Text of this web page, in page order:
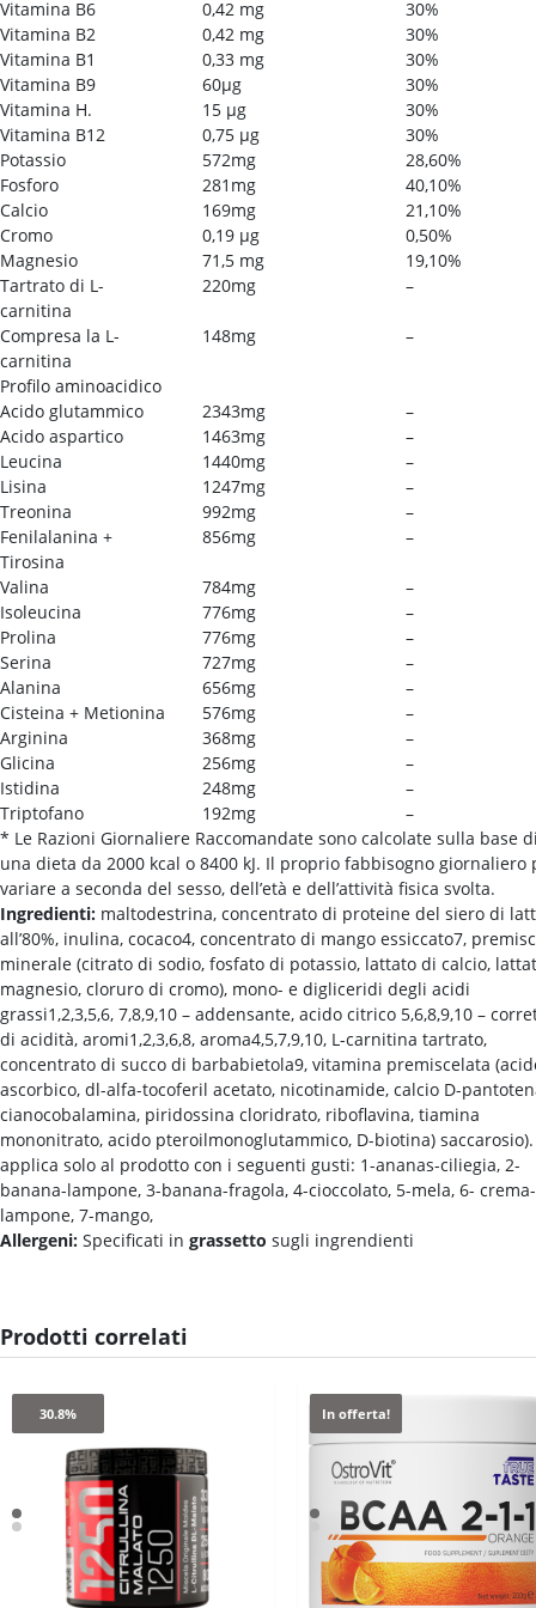
Vitamina B6 0,42 mg
30%
Vitamina B2
0,42 mg
30%
Vitamina B1
0,33 mg
30%
Vitamina B9
60µg
30%
Vitamina H.
15 µg
30%
Vitamina B12
0,75 µg
30%
Potassio
572mg
28,60%
Fosforo
281mg
40,10%
Calcio
169mg
21,10%
Cromo
0,19 µg
0,50%
Magnesio
71,5 mg
19,10%
Tartrato di L-
carnitina
220mg –
Compresa la L-
carnitina
148mg –
Profilo aminoacidico
Acido glutammico
2343mg
–
Acido aspartico
1463mg
–
Leucina
1440mg
–
Lisina
1247mg
–
Treonina
992mg
–
Fenilalanina +
Tirosina
856mg –
Valina 784mg
–
Isoleucina
776mg
–
Prolina
776mg
–
Serina
727mg
–
Alanina
656mg
–
Cisteina + Metionina
576mg
–
Arginina
368mg
–
Glicina
256mg
–
Istidina
248mg
–
Triptofano
192mg
–
* Le Razioni Giornaliere Raccomandate sono calcolate sulla base
una dieta da 2000 kcal o 8400 kJ. Il proprio fabbisogno giornaliero
variare a seconda del sesso, dell’età e dell’attività fisica svolta.
Ingredienti: maltodestrina, concentrato di proteine ​​del siero di
all’80%, inulina, cocaco4, concentrato di mango essiccato7,
minerale (citrato di sodio, fosfato di potassio, lattato di calcio,
magnesio, cloruro di cromo), mono- e digliceridi degli acidi
grassi1,2,3,5,6, 7,8,9,10 – addensante, acido citrico 5,6,8,9,10 –
di acidità, aromi1,2,3,6,8, aroma4,5,7,9,10, L-carnitina tartrato,
concentrato di succo di barbabietola9, vitamina premiscelata
ascorbico, dl-alfa-tocoferil acetato, nicotinamide, calcio D-
cianocobalamina, piridossina cloridrato, riboflavina, tiamina
mononitrato, acido pteroilmonoglutammico, D-biotina) saccarosio).
applica solo al prodotto con i seguenti gusti: 1-ananas-ciliegia, 2-
banana-lampone, 3-banana-fragola, 4-cioccolato, 5-mela, 6- crema-
lampone, 7-mango,
Allergeni: Specificati in grassetto sugli ingrendienti
Prodotti correlati
30.8% In offerta!